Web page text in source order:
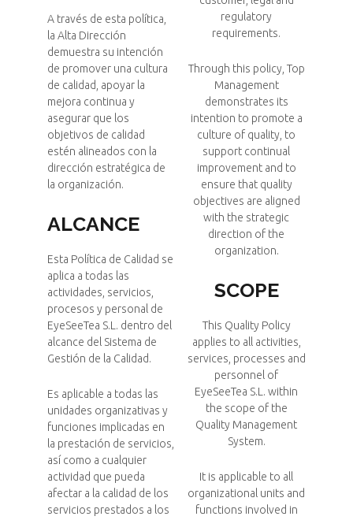
A través de esta política,
la Alta Dirección
demuestra su intención
de promover una cultura
de calidad, apoyar la
mejora continua y
asegurar que los
objetivos de calidad
estén alineados con la
dirección estratégica de
la organización.
ALCANCE
Esta Política de Calidad se
aplica a todas las
actividades, servicios,
procesos y personal de
EyeSeeTea S.L. dentro del
alcance del Sistema de
Gestión de la Calidad.
Es aplicable a todas las
unidades organizativas y
funciones implicadas en
la prestación de servicios,
así como a cualquier
actividad que pueda
afectar a la calidad de los
servicios prestados a los
regulatory
requirements.
Through this policy, Top
Management
demonstrates its
intention to promote a
culture of quality, to
support continual
improvement and to
ensure that quality
objectives are aligned
with the strategic
direction of the
organization.
SCOPE
This Quality Policy
applies to all activities,
services, processes and
personnel of
EyeSeeTea S.L. within
the scope of the
Quality Management
System.
It is applicable to all
organizational units and
functions involved in